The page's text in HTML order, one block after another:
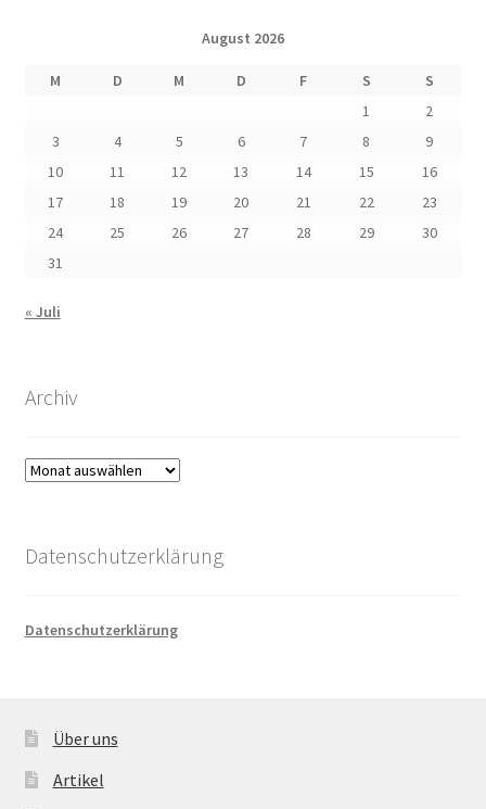
August 2026
M D M D F S
S
1
2
3
4 5 6 7 8
9
10
11 12 13 14 15
16
17
18 19 20 21 22
23
24
25 26 27 28 29
30
31
« Juli
Archiv
Archiv
Datenschutzerklärung
Datenschutzerklärung
Über uns
Artikel